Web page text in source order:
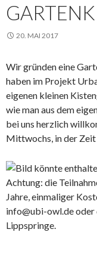
20. MAI 2017
Wir gründen eine
haben im Projekt
eigenen kleinen
wie man aus dem
bei uns herzlich
Mittwochs, in der
Achtung: die
Jahre, einmaliger
info@ubi-owl.de oder
Lippspringe.